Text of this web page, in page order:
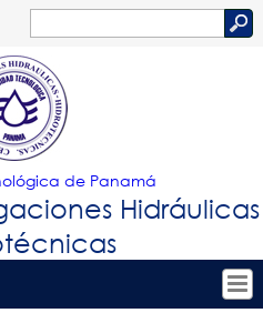
navigation
de
búsqueda
de Panamá
Hidráulicas